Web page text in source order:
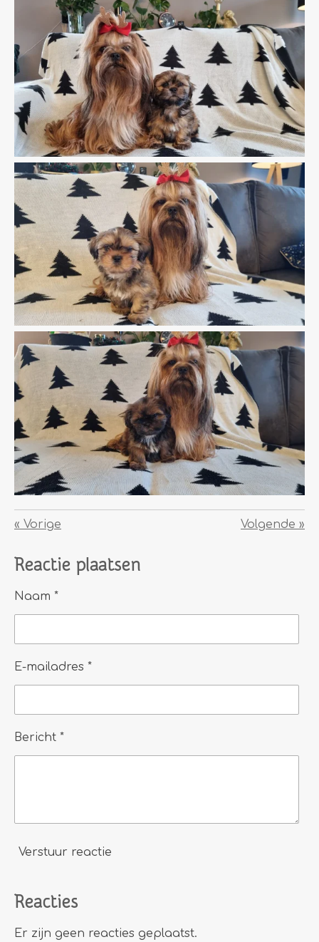
« Vorige Volgende »
Reactie plaatsen
Naam *
E-mailadres *
Bericht *
Verstuur reactie
Reacties
Er zijn geen reacties geplaatst.